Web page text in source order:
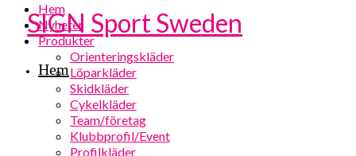
Hem
Hem
Nyheter
Produkter
Orienteringskläder
Löparkläder
Skidkläder
Cykelkläder
Team/företag
Klubbprofil/Event
Profilkläder